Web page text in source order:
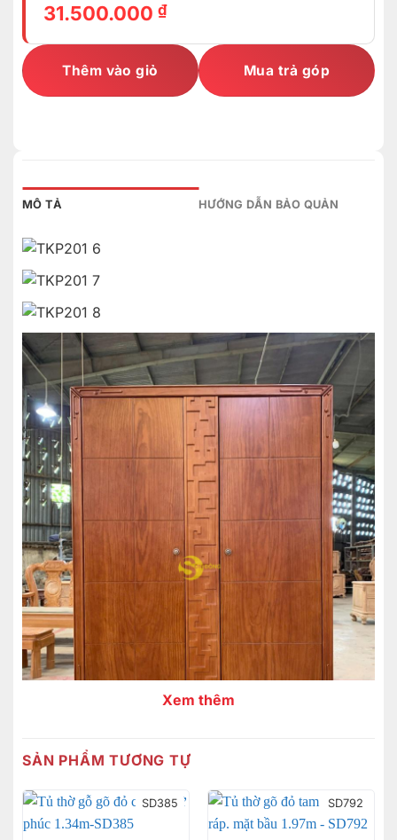
31.500.000 ₫
Thêm vào giỏ Mua trả góp
MÔ TẢ HƯỚNG DẪN BẢO QUẢN
Xem thêm
SẢN PHẨM TƯƠNG TỰ
SD385 SD792